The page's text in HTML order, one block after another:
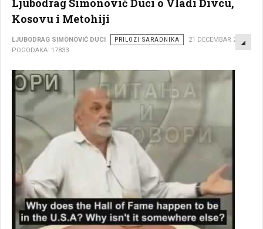
Ljubodrag Simonović Duci o Vladi Divcu,
Kosovu i Metohiji
LJUBODRAG SIMONOVIĆ DUCI PRILOZI SARADNIKA
21 DECEMBAR 2014
POGODAKA: 17833